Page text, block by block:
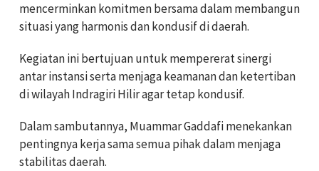
mencerminkan komitmen bersama dalam membangun
situasi yang harmonis dan kondusif di daerah.
Kegiatan ini bertujuan untuk mempererat sinergi
antar instansi serta menjaga keamanan dan ketertiban
di wilayah Indragiri Hilir agar tetap kondusif.
Dalam sambutannya, Muammar Gaddafi menekankan
pentingnya kerja sama semua pihak dalam menjaga
stabilitas daerah.